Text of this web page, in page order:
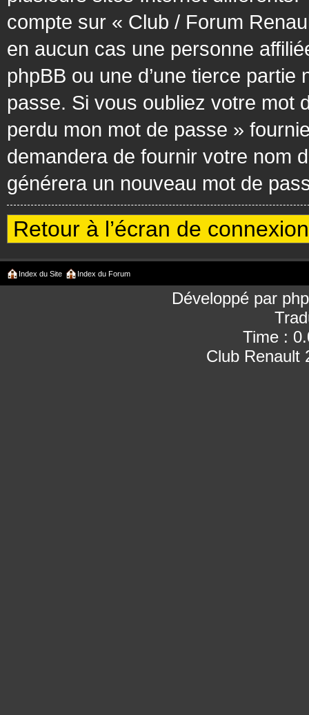
compte sur « Club / Forum
en aucun cas une personne
phpBB ou une d’une tierce
passe. Si vous oubliez votre mot
perdu mon mot de passe »
demandera de fournir votre nom
générera un nouveau mot de
Retour à l’écran de connexion
Index du Site Index du Forum
Développé par
Time :
Club Renault